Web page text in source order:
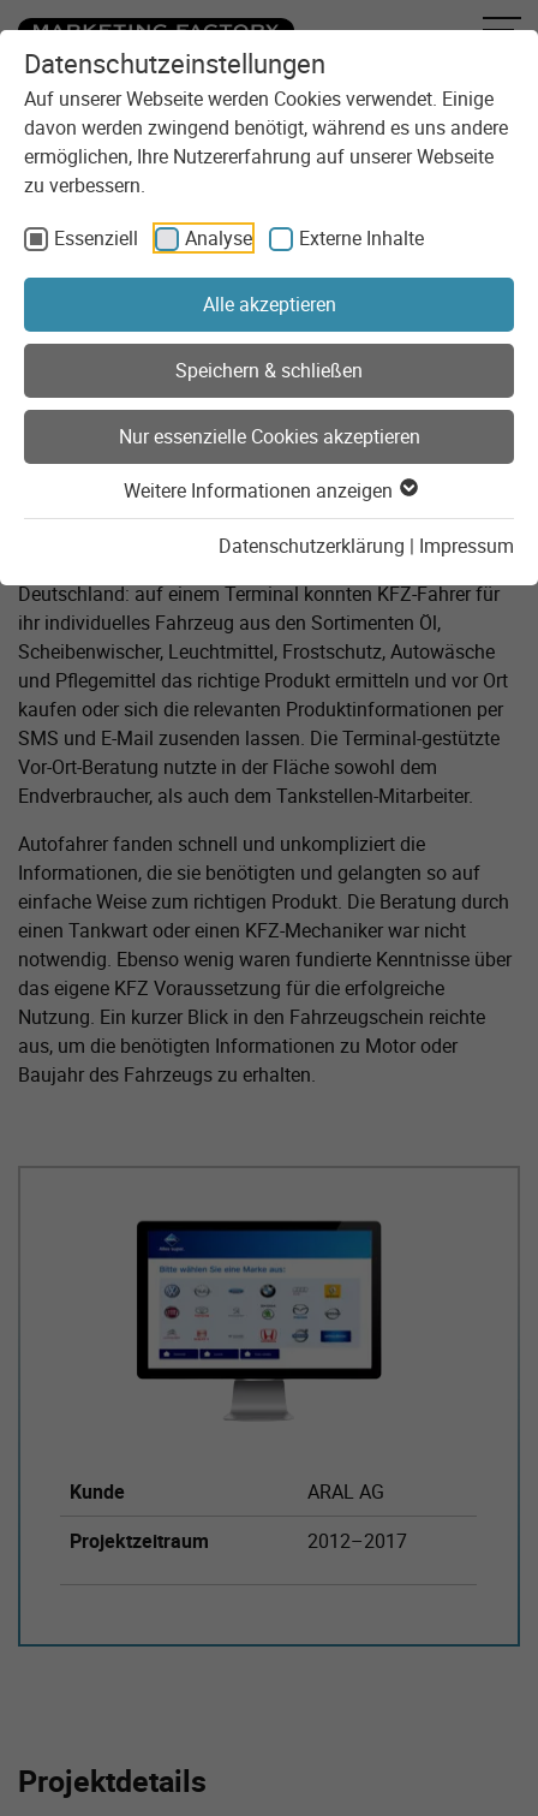
Datenschutzeinstellungen
Auf unserer Webseite werden Cookies verwendet. Einige
davon werden zwingend benötigt, während es uns andere
ermöglichen, Ihre Nutzererfahrung auf unserer Webseite
zu verbessern.
Essenziell
Analyse Externe Inhalte
Alle akzeptieren
Speichern & schließen
Nur essenzielle Cookies akzeptieren
Weitere Informationen anzeigen
Datenschutzerklärung | Impressum
Zum Inhalt springen
Sie sind here:
Aral POS-Berater
Interaktive Produktberatung an Tankstellen
in ganz Deutschland
Im Juni 2012 testete die ARAL AG ein neues
Beratungsangebot in ausgewählten Tankstellen in ganz
Deutschland: auf einem Terminal konnten KFZ-Fahrer für
ihr individuelles Fahrzeug aus den Sortimenten Öl,
Scheibenwischer, Leuchtmittel, Frostschutz, Autowäsche
und Pflegemittel das richtige Produkt ermitteln und vor Ort
kaufen oder sich die relevanten Produktinformationen per
SMS und E-Mail zusenden lassen. Die Terminal-gestützte
Vor-Ort-Beratung nutzte in der Fläche sowohl dem
Endverbraucher, als auch dem Tankstellen-Mitarbeiter.
Autofahrer fanden schnell und unkompliziert die
Informationen, die sie benötigten und gelangten so auf
einfache Weise zum richtigen Produkt. Die Beratung durch
einen Tankwart oder einen KFZ-Mechaniker war nicht
notwendig. Ebenso wenig waren fundierte Kenntnisse über
das eigene KFZ Voraussetzung für die erfolgreiche
Nutzung. Ein kurzer Blick in den Fahrzeugschein reichte
aus, um die benötigten Informationen zu Motor oder
Baujahr des Fahrzeugs zu erhalten.
Kunde
ARAL AG
Projekt­zeitraum
2012–2017
Projektdetails